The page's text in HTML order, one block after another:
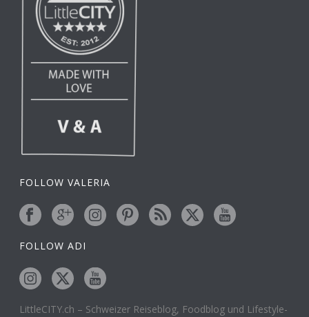
FOLLOW VALERIA
FOLLOW ADI
LittleCITY.ch – Schweizer Reiseblog, Foodblog und Lifestyle-